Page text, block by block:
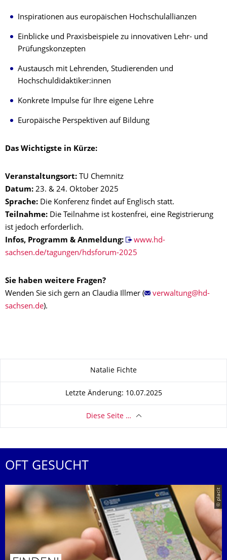
Inspirationen aus europäischen Hochschulallianzen
Einblicke und Praxisbeispiele zu innovativen Lehr- und
Prüfungskonzepten
Austausch mit Lehrenden, Studierenden und
Hochschuldidaktiker:innen
Konkrete Impulse für Ihre eigene Lehre
Europäische Perspektiven auf Bildung
Das Wichtigste in Kürze:
Veranstaltungsort: TU Chemnitz
Datum: 23. & 24. Oktober 2025
Sprache: Die Konferenz findet auf Englisch statt.
Teilnahme: Die Teilnahme ist kostenfrei, eine Registrierung
ist jedoch erforderlich.
Infos, Programm & Anmeldung:
www.hd-
sachsen.de/tagungen/hdsforum-2025
Sie haben weitere Fragen?
Wenden Sie sich gern an Claudia Illmer (
).
Natalie Fichte
Letzte Änderung: 10.07.2025
Diese Seite …
OFT GESUCHT
© placit